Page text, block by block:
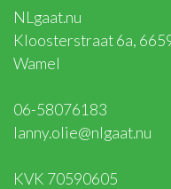
NLgaat.nu
Kloosterstraat 6a,
Wamel
06-58076183
lanny.olie@nlgaat.nu
KVK 70590605